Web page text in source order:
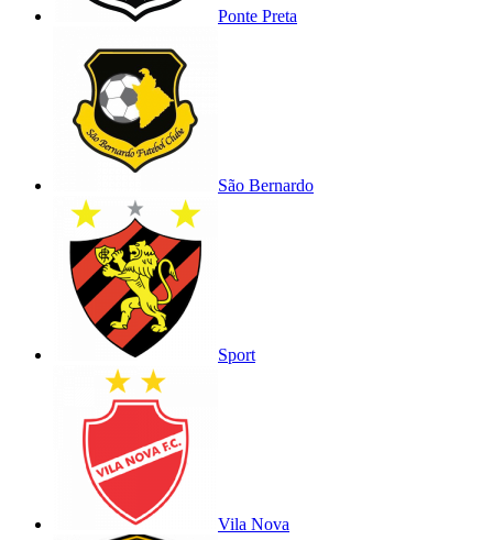
Ponte Preta
São Bernardo
Sport
Vila Nova